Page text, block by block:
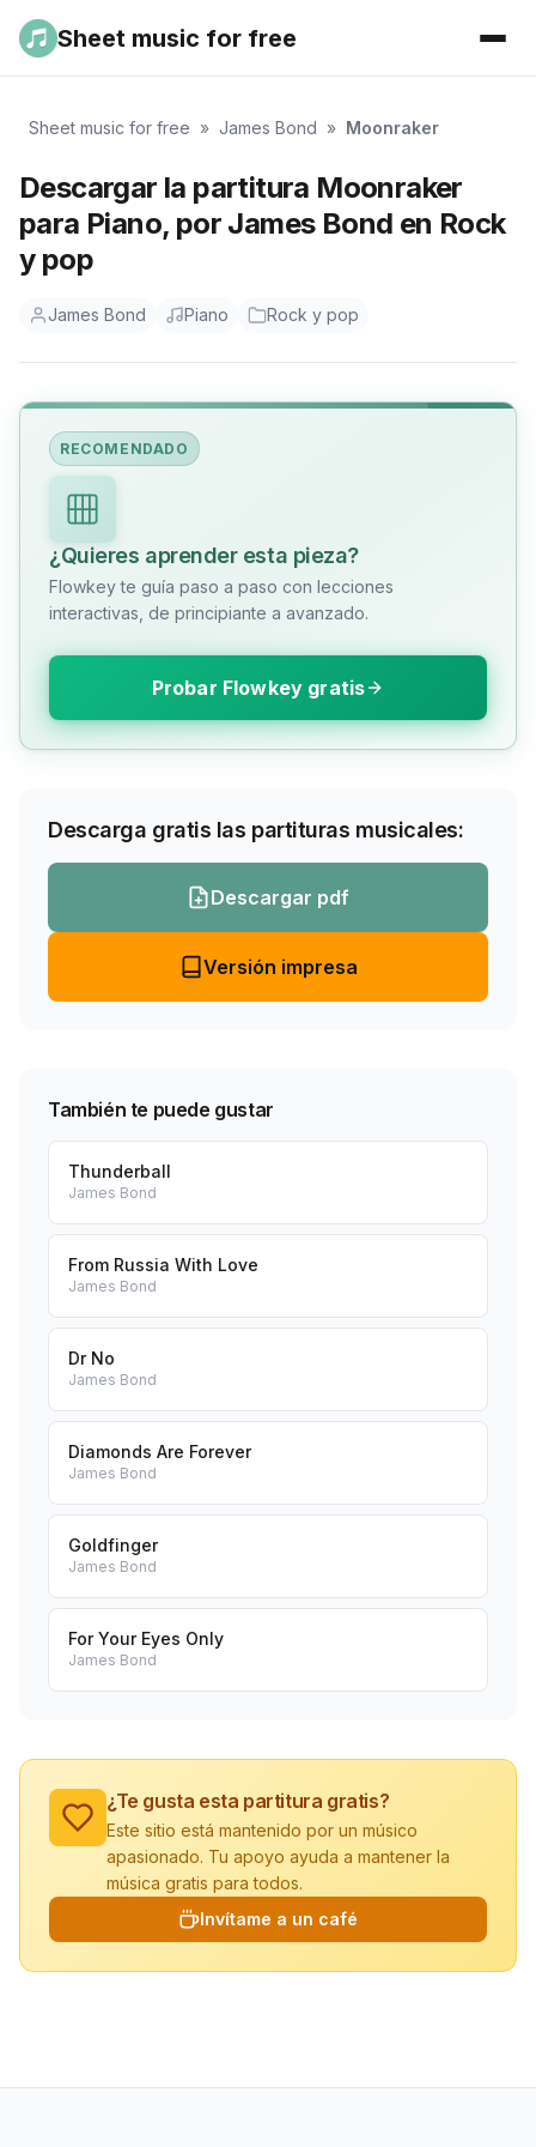
Sheet music for free
Sheet music for free » James Bond » Moonraker
Descargar la partitura Moonraker
para Piano, por James Bond en Rock
y pop
James Bond Piano Rock y pop
RECOMENDADO
¿Quieres aprender esta pieza?
Flowkey te guía paso a paso con lecciones
interactivas, de principiante a avanzado.
Probar Flowkey gratis
Descarga gratis las partituras musicales:
Descargar pdf
Versión impresa
También te puede gustar
Thunderball
James Bond
From Russia With Love
James Bond
Dr No
James Bond
Diamonds Are Forever
James Bond
Goldfinger
James Bond
For Your Eyes Only
James Bond
¿Te gusta esta partitura gratis?
Este sitio está mantenido por un músico
apasionado. Tu apoyo ayuda a mantener la
música gratis para todos.
Invítame a un café